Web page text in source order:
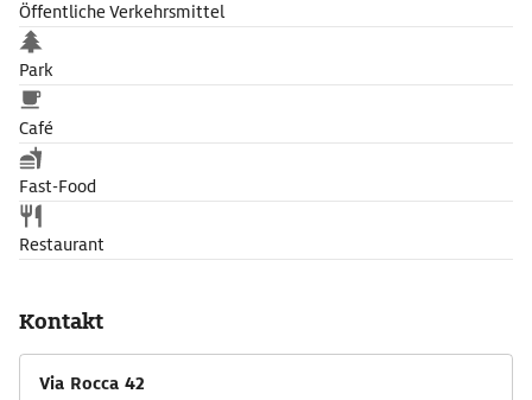
Öffentliche Verkehrsmittel
Park
Café
Fast-Food
Restaurant
Kontakt
Via Rocca 42